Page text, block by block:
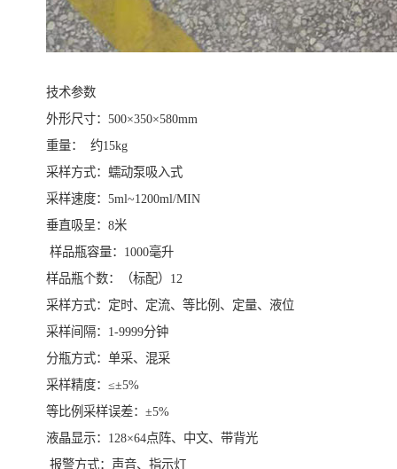
技术参数
外形尺寸：500×350×580mm
重量： 约15kg
采样方式：蠕动泵吸入式
采样速度：5ml~1200ml/MIN
垂直吸呈：8米
样品瓶容量：1000毫升
样品瓶个数：（标配）12
采样方式：定时、定流、等比例、定量、液位
采样间隔：1-9999分钟
分瓶方式：单采、混采
采样精度：≤±5%
等比例采样误差：±5%
液晶显示：128×64点阵、中文、带背光
报警方式：声音、指示灯